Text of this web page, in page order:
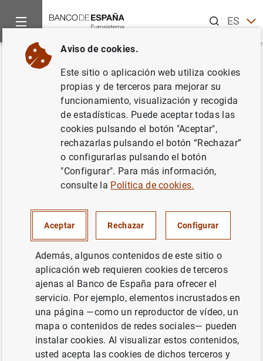
ESEN
Inicio Noticias y eventos
Volver
Estadísticas de emisiones de
valores de la zona del euro:
febrero de 2017
SITUACIÓN ECONÓMICA
Estadísticas de emisiones de valores de la
zona del euro: febrero de 2017 (449
KB
Siguiente
Aviso de cookies.
Este sitio o aplicación web utiliza cookies
propias y de terceros para mejorar su
funcionamiento, visualización y recogida
de estadísticas. Puede aceptar todas las
cookies pulsando el botón "Aceptar",
rechazarlas pulsando el botón “Rechazar”
o configurarlas pulsando el botón
"Configurar". Para más información,
consulte la Política de cookies.
Aceptar Rechazar Configurar
Además, algunos contenidos de este sitio o
aplicación web requieren cookies de terceros
ajenas al Banco de España para ofrecer el
servicio. Por ejemplo, elementos incrustados en
una página —como un reproductor de vídeo, un
mapa o contenidos de redes sociales— pueden
instalar cookies. Al visualizar estos contenidos,
usted acepta las cookies de dichos terceros y